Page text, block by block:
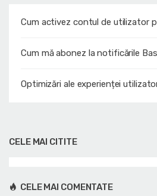
Cum activez contul de utilizator
Cum mă abonez la notificările
Optimizări ale experienței
CELE MAI CITITE
CELE MAI COMENTATE